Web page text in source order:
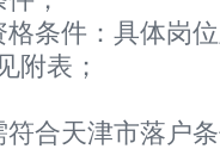
条件：具体岗
附表；
合天津市落户